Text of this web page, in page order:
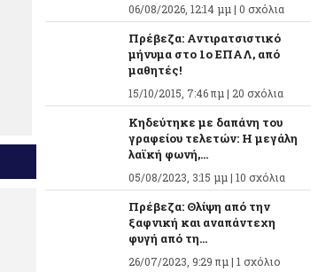
06/08/2026, 12:14 μμ | 0 σχόλια
Πρέβεζα: Αντιρατσιστικό
μήνυμα στο 1ο ΕΠΑΛ, από
μαθητές!
15/10/2015, 7:46 πμ | 20 σχόλια
Κηδεύτηκε με δαπάνη του
γραφείου τελετών: Η μεγάλη
λαϊκή φωνή,...
05/08/2023, 3:15 μμ | 10 σχόλια
Πρέβεζα: Θλίψη από την
ξαφνική και αναπάντεχη
φυγή από τη...
26/07/2023, 9:29 πμ | 1 σχόλιο